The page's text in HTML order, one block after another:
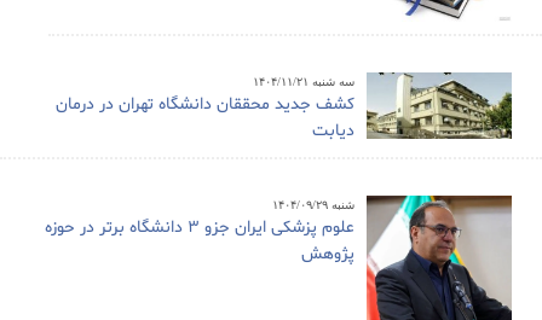
سه شنبه ۱۴۰۴/۱۱/۲۱
کشف جدید محققان دانشگاه تهران در درمان
دیابت
شنبه ۱۴۰۴/۰۹/۲۹
علوم پزشکی ایران جزو ۳ دانشگاه برتر در حوزه
پژوهش